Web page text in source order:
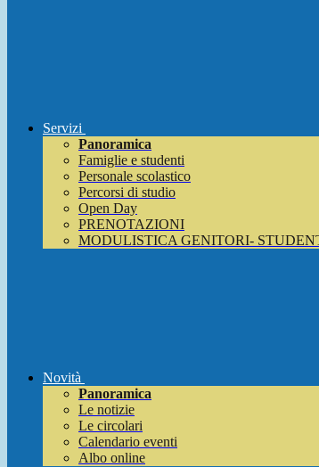
Servizi
Panoramica
Famiglie e studenti
Personale scolastico
Percorsi di studio
Open Day
PRENOTAZIONI
MODULISTICA GENITORI-
Novità
Panoramica
Le notizie
Le circolari
Calendario eventi
Albo online